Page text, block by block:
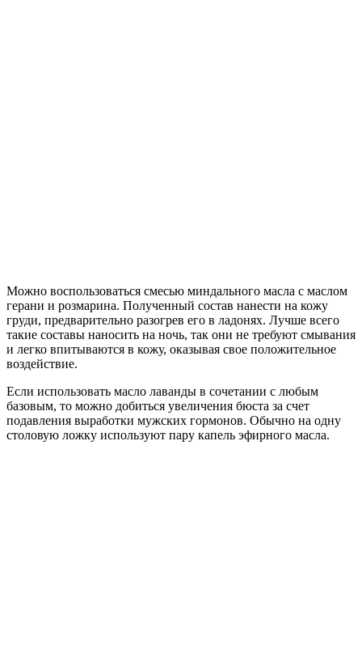
Можно воспользоваться смесью миндального масла с маслом
герани и розмарина. Полученный состав нанести на кожу
груди, предварительно разогрев его в ладонях. Лучше всего
такие составы наносить на ночь, так они не требуют смывания
и легко впитываются в кожу, оказывая свое положительное
воздействие.
Если использовать масло лаванды в сочетании с любым
базовым, то можно добиться увеличения бюста за счет
подавления выработки мужских гормонов. Обычно на одну
столовую ложку используют пару капель эфирного масла.